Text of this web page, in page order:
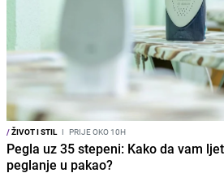
/ŽIVOT I STIL I PRIJE OKO 10H
Pegla uz 35 stepeni: Kako da vam
peglanje u pakao?